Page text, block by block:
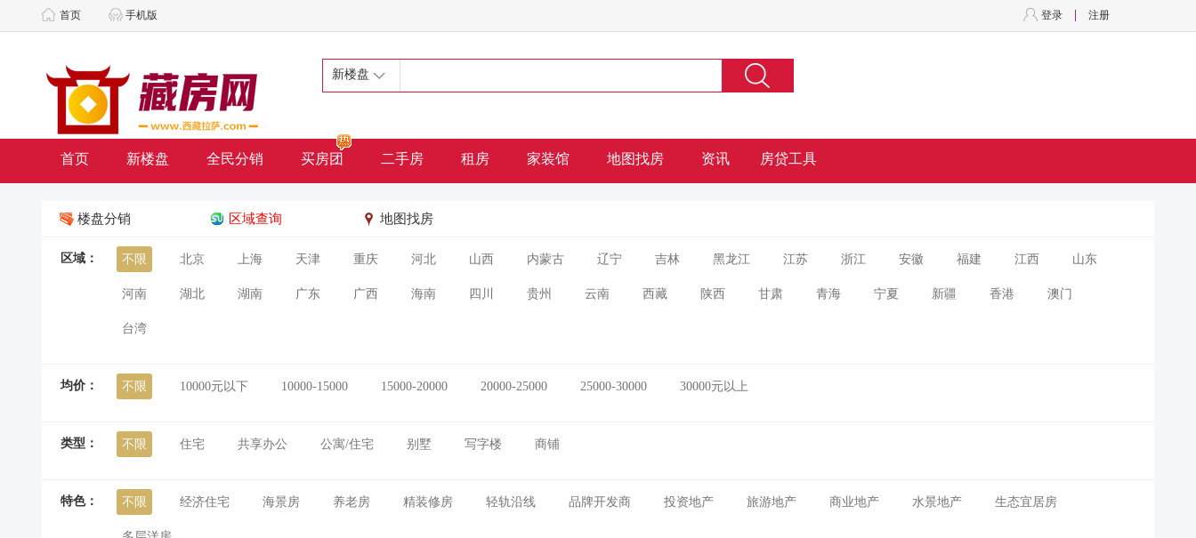
首页 手机版 注册
登录
新楼盘
首页 新楼盘 全民分销 买房团 二手房 租房 家装馆 地图找房 资讯 房贷工具
楼盘分销 区域查询 地图找房
区域： 不限 北京 上海 天津 重庆 河北 山西 内蒙古 辽宁 吉林 黑龙江 江苏 浙江 安徽 福建 江西 山东
河南 湖北 湖南 广东 广西 海南 四川 贵州 云南 西藏 陕西 甘肃 青海 宁夏 新疆 香港 澳门
台湾
均价： 不限 10000元以下 10000-15000 15000-20000 20000-25000 25000-30000 30000元以上
类型： 不限 住宅 共享办公 公寓/住宅 别墅 写字楼 商铺
特色： 不限 经济住宅 海景房 养老房 精装修房 轻轨沿线 品牌开发商 投资地产 旅游地产 商业地产 水景地产 生态宜居房